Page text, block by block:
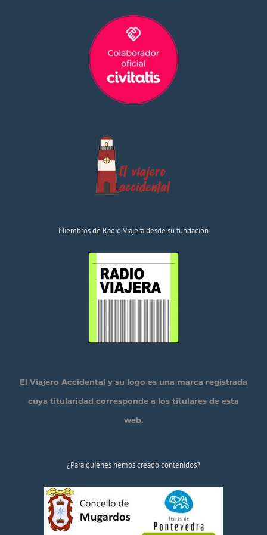
Miembros de Radio Viajera desde su fundación
El Viajero Accidental y su logo es una marca registrada
cuya titularidad corresponde a los titulares de esta
web.
¿Para quiénes hemos creado contenidos?